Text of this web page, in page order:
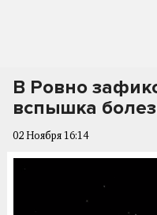
В Ровно
вспышка
02 Ноября 16:14